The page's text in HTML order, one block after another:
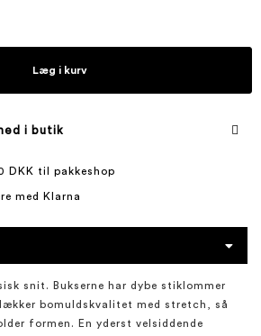
Læg i kurv
i butik
DKK til pakkeshop
med Klarna
snit. Bukserne har dybe stiklommer
bomuldskvalitet med stretch, så
formen. En yderst velsiddende